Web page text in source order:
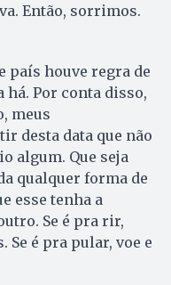
Então, sorrimos.
país houve regra de
há. Por conta disso,
meus
desta data que não
algum. Que seja
qualquer forma de
esse tenha a
Se é pra rir,
Se é pra pular, voe e